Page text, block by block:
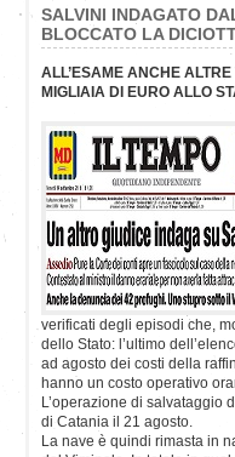
SALVINI INDAGATO
BLOCCATO LA
ALL’ESAME ANCHE
MIGLIAIA DI EURO ALLO
verificati degli episodi che,
dello Stato: l’ultimo
ad agosto dei costi della
hanno un costo operativo
L’operazione di salvataggio
di Catania il 21 agosto.
La nave è quindi rimasta in